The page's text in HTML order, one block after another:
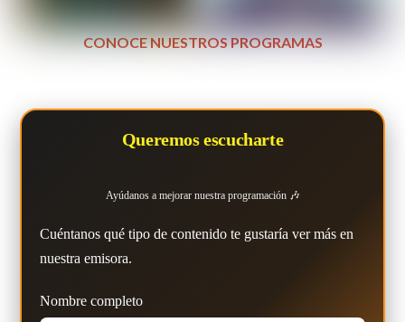
CONOCE NUESTROS PROGRAMAS
Queremos escucharte
Ayúdanos a mejorar nuestra programación 🎶
Cuéntanos qué tipo de contenido te gustaría ver más en
nuestra emisora.
Nombre completo